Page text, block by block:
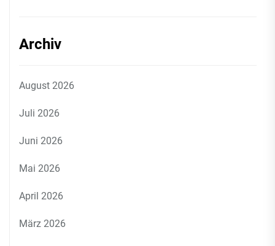
Archiv
August 2026
Juli 2026
Juni 2026
Mai 2026
April 2026
März 2026